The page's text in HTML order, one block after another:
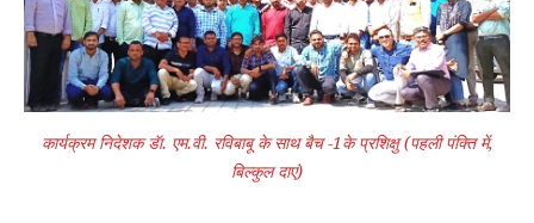
कार्यक्रम निदेशक डॅा. एम.वी. रविबाबू के साथ बैच -1के प्रशिक्षु (पहली पंक्ति में,
बिल्‍कुल दाएं)